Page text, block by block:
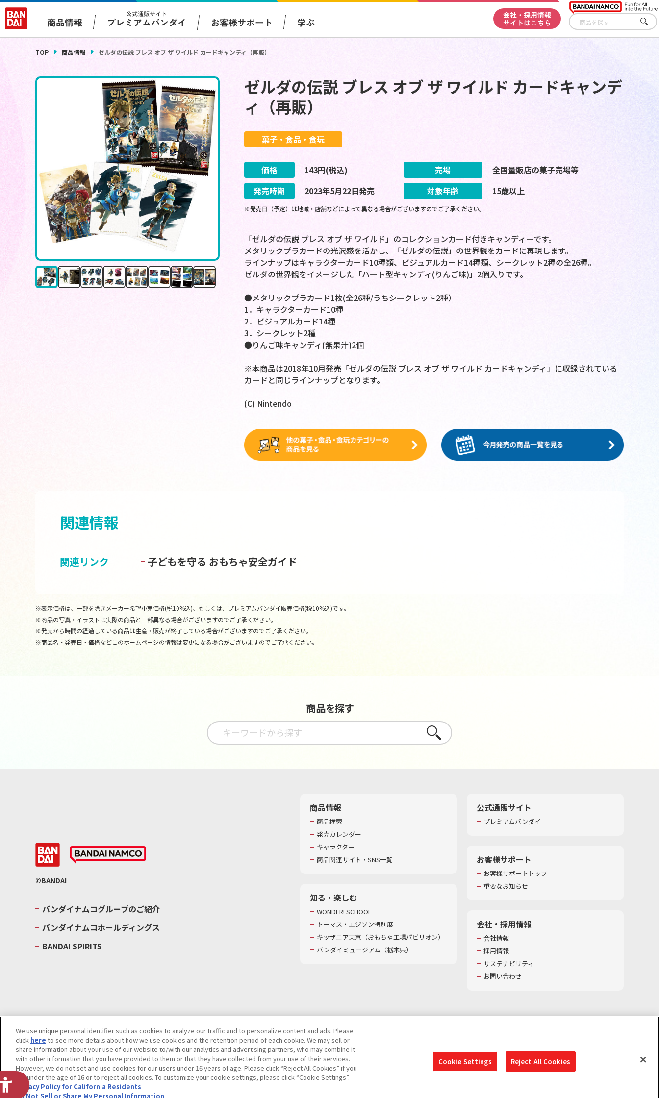
商品情報
公式通販サイト
プレミアムバンダイ お客様サポート 学ぶ
会社・採用情報
サイトはこちら
さが
す
TOP 商品情報 ゼルダの伝説 ブレス オブ ザ ワイルド カードキャンディ（再販）
ゼルダの伝説 ブレス オブ ザ ワイルド カードキャンデ
ィ（再販）
菓子・食品・食玩
価格 143円(税込) 売場
全国量販店の菓子売場等
発売時期
2023年5月22日発売 対象年齢 15歳以上
※発売日（予定）は地域・店舗などによって異なる場合がございますのでご了承ください。
「ゼルダの伝説 ブレス オブ ザ ワイルド」のコレクションカード付きキャンディーです。
メタリックプラカードの光沢感を活かし、「ゼルダの伝説」の世界観をカードに再現します。
ラインナップはキャラクターカード10種類、ビジュアルカード14種類、シークレット2種の全26種。
ゼルダの世界観をイメージした「ハート型キャンディ(りんご味)」2個入りです。
●メタリックプラカード1枚(全26種/うちシークレット2種）
1．キャラクターカード10種
2．ビジュアルカード14種
3．シークレット2種
●りんご味キャンディ(無果汁)2個
※本商品は2018年10月発売「ゼルダの伝説 ブレス オブ ザ ワイルド カードキャンディ」に収録されている
カードと同じラインナップとなります。
(C) Nintendo
関連情報
関連リンク 子どもを守る おもちゃ安全ガイド
※表示価格は、一部を除きメーカー希望小売価格(税10%込)、もしくは、プレミアムバンダイ販売価格(税10%込)です。
※商品の写真・イラストは実際の商品と一部異なる場合がございますのでご了承ください。
※発売から時間の経過している商品は生産・販売が終了している場合がございますのでご了承ください。
※商品名・発売日・価格などこのホームページの情報は変更になる場合がございますのでご了承ください。
商品を探す
さがす
©BANDAI
バンダイナムコグループのご紹介
バンダイナムコホールディングス
BANDAI SPIRITS
商品情報
商品検索
発売カレンダー
キャラクター
商品関連サイト・SNS一覧
知る・楽しむ
WONDER! SCHOOL
トーマス・エジソン特別展
キッザニア東京（おもちゃ工場パビリオン）​
バンダイミュージアム（栃木県）
公式通販サイト
プレミアムバンダイ
お客様サポート
お客様サポートトップ
重要なお知らせ
会社・採用情報
会社情報
採用情報
サステナビリティ
お問い合わせ
ウェブサイトご利用条件ソーシャルメディアポリシー個人情報及び特定個人情報等の取り扱いに関する保護方針
Do Not Sell or Share My Personal Information著作権・商標についてカスタマーハラスメントに対する基本的な対応方針
We use unique personal identifier such as cookies to analyze our traffic and to personalize content and ads. Please
click here to see more details about how we use cookies and the retention period of each cookie. We may sell or
share information about your use of our website to/with our analytics and advertising partners, who may combine it
with other information that you have provided to them or that they have collected from your use of their services.
However, we do not set and use cookies for our users under 16 years of age. Please click “Reject All Cookies” if you
are under the age of 16 or to reject all cookies. To customize your cookie settings, please click “Cookie Settings”.
Privacy Policy for California Residents
Do Not Sell or Share My Personal Information
Cookie Settings Reject All Cookies